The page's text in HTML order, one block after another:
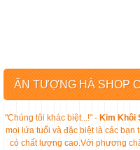
ẤN TƯỢNG HÀ SHOP
"Chúng tôi khác biệt...!" - Kim Khôi
mọi lứa tuổi và đặc biệt là các bạn
có chất lượng cao.Với phương